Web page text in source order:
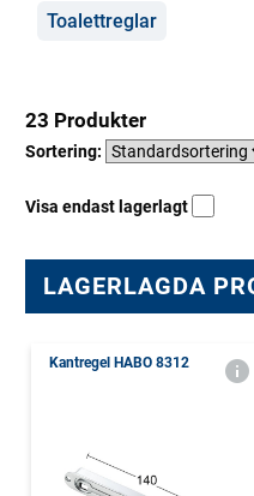
Toalettreglar
23 Produkter
Sortering:
Visa endast lagerlagt
LAGERLAGDA
Kantregel HABO 8312